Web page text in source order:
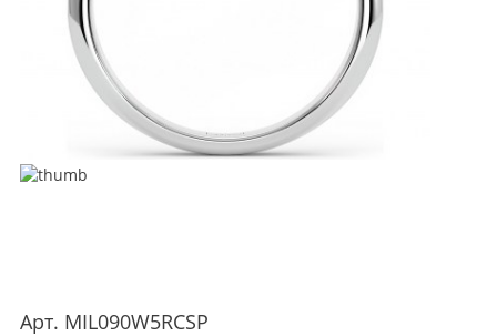
Арт. MIL090W5RCSP